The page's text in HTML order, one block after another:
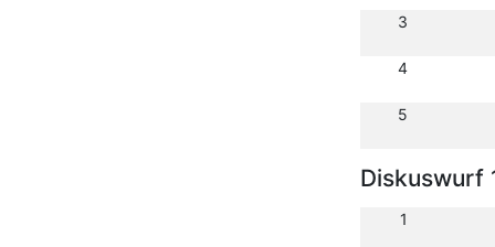
3
4
5
Diskuswurf
1